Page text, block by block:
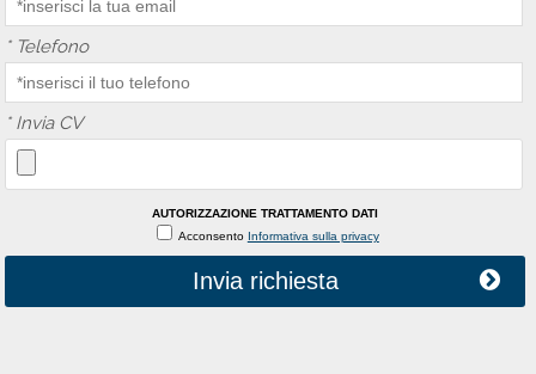
*Telefono
*Invia CV
AUTORIZZAZIONE TRATTAMENTO DATI
Acconsento Informativa sulla privacy
Invia richiesta